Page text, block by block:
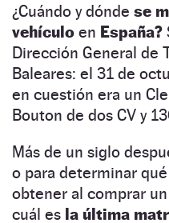
¿Cuándo y dónde se
vehículo en España?
Dirección General de
Baleares: el 31 de
en cuestión era un
Bouton de dos CV y
Más de un siglo
o para determinar
obtener al comprar
cuál es la última